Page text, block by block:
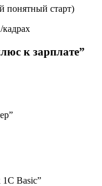
понятный старт)
к зарплате”
1С Basic”